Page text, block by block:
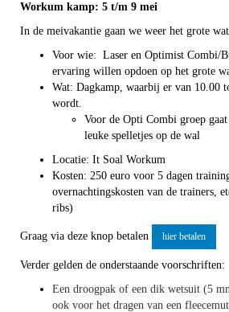
Workum kamp: 5 t/m 9 mei
In de meivakantie gaan we weer het grote
Voor wie: Laser en Optimist Combi/
ervaring willen opdoen op het grote
Wat: Dagkamp, waarbij er van 10.00
wordt.
Voor de Opti Combi groep
leuke spelletjes op de wal
Locatie: It Soal Workum
Kosten: 250 euro voor 5 dagen
overnachtingskosten van de trainers,
ribs)
Graag via deze knop betalen hier betalen
Verder gelden de onderstaande voorschriften:
Een droogpak of een dik wetsuit (5
ook voor het dragen van een